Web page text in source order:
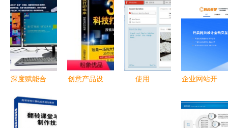
深度赋能合
特尔助力宁
美、七喜、
创意产品设
使用
企业网站开
页制作教程
数智化时代